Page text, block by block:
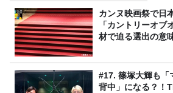
カンヌ映画祭で日
「カントリーオブ
材で迫る選出の意
#17. 篠塚大輝も「
背中」になる？！